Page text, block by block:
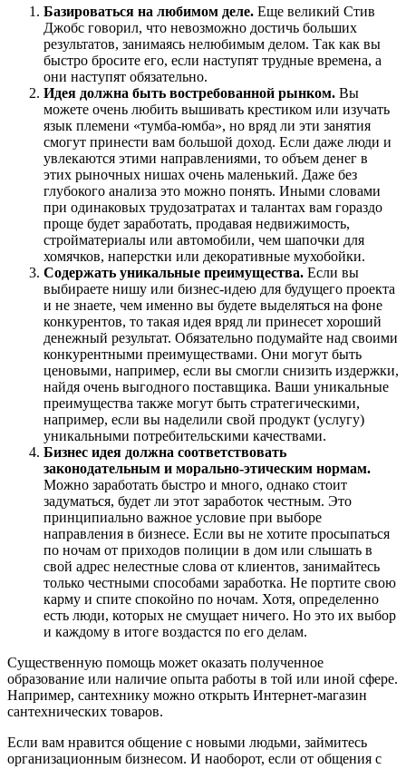
Базироваться на любимом деле. Еще великий Стив
Джобс говорил, что невозможно достичь больших
результатов, занимаясь нелюбимым делом. Так как вы
быстро бросите его, если наступят трудные времена, а
они наступят обязательно.
Идея должна быть востребованной рынком. Вы
можете очень любить вышивать крестиком или изучать
язык племени «тумба-юмба», но вряд ли эти занятия
смогут принести вам большой доход. Если даже люди и
увлекаются этими направлениями, то объем денег в
этих рыночных нишах очень маленький. Даже без
глубокого анализа это можно понять. Иными словами
при одинаковых трудозатратах и талантах вам гораздо
проще будет заработать, продавая недвижимость,
стройматериалы или автомобили, чем шапочки для
хомячков, наперстки или декоративные мухобойки.
Содержать уникальные преимущества. Если вы
выбираете нишу или бизнес-идею для будущего проекта
и не знаете, чем именно вы будете выделяться на фоне
конкурентов, то такая идея вряд ли принесет хороший
денежный результат. Обязательно подумайте над своими
конкурентными преимуществами. Они могут быть
ценовыми, например, если вы смогли снизить издержки,
найдя очень выгодного поставщика. Ваши уникальные
преимущества также могут быть стратегическими,
например, если вы наделили свой продукт (услугу)
уникальными потребительскими качествами.
Бизнес идея должна соответствовать
законодательным и морально-этическим нормам.
Можно заработать быстро и много, однако стоит
задуматься, будет ли этот заработок честным. Это
принципиально важное условие при выборе
направления в бизнесе. Если вы не хотите просыпаться
по ночам от приходов полиции в дом или слышать в
свой адрес нелестные слова от клиентов, занимайтесь
только честными способами заработка. Не портите свою
карму и спите спокойно по ночам. Хотя, определенно
есть люди, которых не смущает ничего. Но это их выбор
и каждому в итоге воздастся по его делам.
Существенную помощь может оказать полученное
образование или наличие опыта работы в той или иной сфере.
Например, сантехнику можно открыть Интернет-магазин
сантехнических товаров.
Если вам нравится общение с новыми людьми, займитесь
организационным бизнесом. И наоборот, если от общения с